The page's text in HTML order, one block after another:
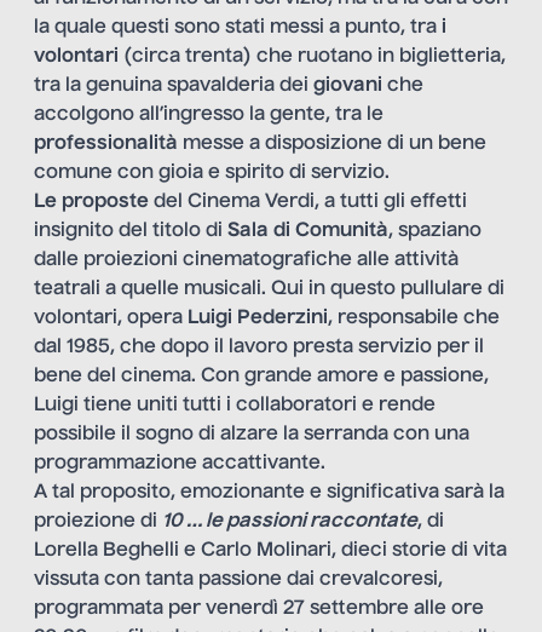
la quale questi sono stati messi a punto, tra i
volontari (circa trenta) che ruotano in biglietteria,
tra la genuina spavalderia dei giovani che
accolgono all’ingresso la gente, tra le
professionalità messe a disposizione di un bene
comune con gioia e spirito di servizio.
Le proposte del Cinema Verdi, a tutti gli effetti
insignito del titolo di Sala di Comunità, spaziano
dalle proiezioni cinematografiche alle attività
teatrali a quelle musicali. Qui in questo pullulare di
volontari, opera Luigi Pederzini, responsabile che
dal 1985, che dopo il lavoro presta servizio per il
bene del cinema. Con grande amore e passione,
Luigi tiene uniti tutti i collaboratori e rende
possibile il sogno di alzare la serranda con una
programmazione accattivante.
A tal proposito, emozionante e significativa sarà la
proiezione di 10 … le passioni raccontate, di
Lorella Beghelli e Carlo Molinari, dieci storie di vita
vissuta con tanta passione dai crevalcoresi,
programmata per venerdì 27 settembre alle ore